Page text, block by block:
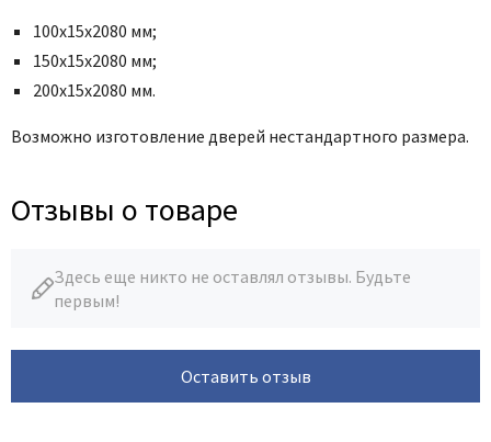
100х15х2080 мм;
150х15х2080 мм;
200х15х2080 мм.
Возможно изготовление дверей нестандартного размера.
Отзывы о товаре
Здесь еще никто не оставлял отзывы. Будьте
первым!
Оставить отзыв